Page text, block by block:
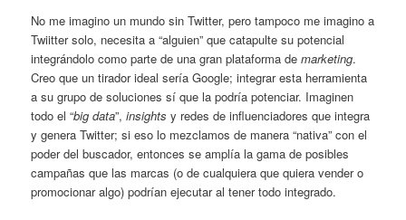
No me imagino un mundo sin Twitter, pero tampoco me imagino a
Twiitter solo, necesita a “alguien” que catapulte su potencial
integrándolo como parte de una gran plataforma demarketing.
Creo que un tirador ideal sería Google; integrar esta herramienta
a su grupo de soluciones sí que la podría potenciar. Imaginen
todo el “big data”,insights y redes de influenciadores que integra
y genera Twitter; si eso lo mezclamos de manera “nativa” con el
poder del buscador, entonces se amplía la gama de posibles
campañas que las marcas (o de cualquiera que quiera vender o
promocionar algo) podrían ejecutar al tener todo integrado.